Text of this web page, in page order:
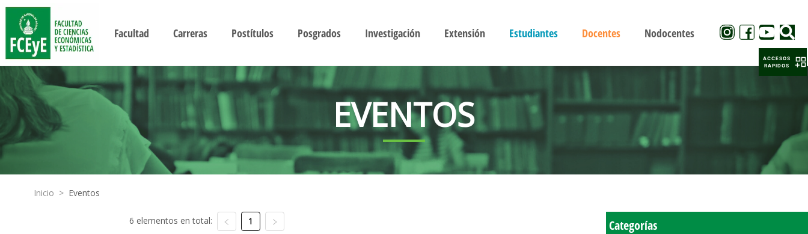
Facultad Carreras Postítulos Posgrados Investigación Extensión Estudiantes Docentes Nodocentes
EVENTOS
Inicio > Eventos
6 elementos en total: 1 Categorías
ACCESOS
RAPIDOS